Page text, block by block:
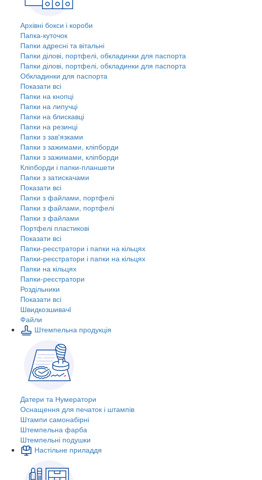
Архівні бокси і короби
Папка-куточок
Папки адресні та вітальні
Папки ділові, портфелі, обкладинки для паспорта
Папки ділові, портфелі, обкладинки для паспорта
Обкладинки для паспорта
Показати всі
Папки на кнопці
Папки на липучці
Папки на блискавці
Папки на резинці
Папки з зав'язками
Папки з зажимами, кліпборди
Папки з зажимами, кліпборди
Кліпборди і папки-планшети
Папки з затискачами
Показати всі
Папки з файлами, портфелі
Папки з файлами, портфелі
Папки з файлами
Портфелі пластикові
Показати всі
Папки-реєстратори і папки на кільцях
Папки-реєстратори і папки на кільцях
Папки на кільцях
Папки-реєстратори
Роздільники
Показати всі
Швидкозшивачi
Файли
Штемпельна продукція
Датери та Нумератори
Оснащення для печаток і штампів
Штампи самонабірні
Штемпельна фарба
Штемпельні подушки
Настільне приладдя